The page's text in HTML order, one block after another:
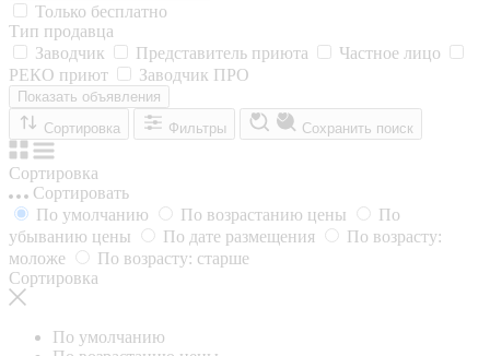
Только бесплатно
Тип продавца
Заводчик
Представитель приюта
Частное лицо
РЕКО приют
Заводчик ПРО
Показать объявления
Сортировка
Фильтры Сохранить поиск
Сортировка
Сортировать
По умолчанию
По возрастанию цены
По
убыванию цены
По дате размещения
По возрасту:
моложе
По возрасту: старше
Сортировка
По умолчанию